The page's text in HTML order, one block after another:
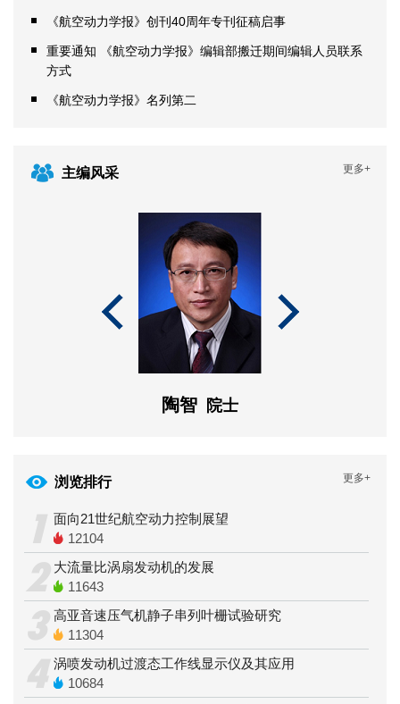
《航空动力学报》创刊40周年专刊征稿启事
重要通知 《航空动力学报》编辑部搬迁期间编辑人员联系
方式
《航空动力学报》名列第二
主编风采 更多+
陶智 院士
浏览排行 更多+
1 面向21世纪航空动力控制展望
12104
2 大流量比涡扇发动机的发展
11643
3 高亚音速压气机静子串列叶栅试验研究
11304
4 涡喷发动机过渡态工作线显示仪及其应用
10684